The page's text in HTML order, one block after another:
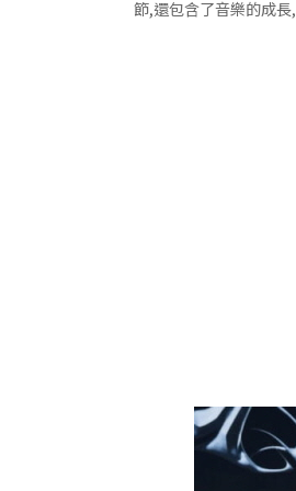
節,還包含了音樂的成